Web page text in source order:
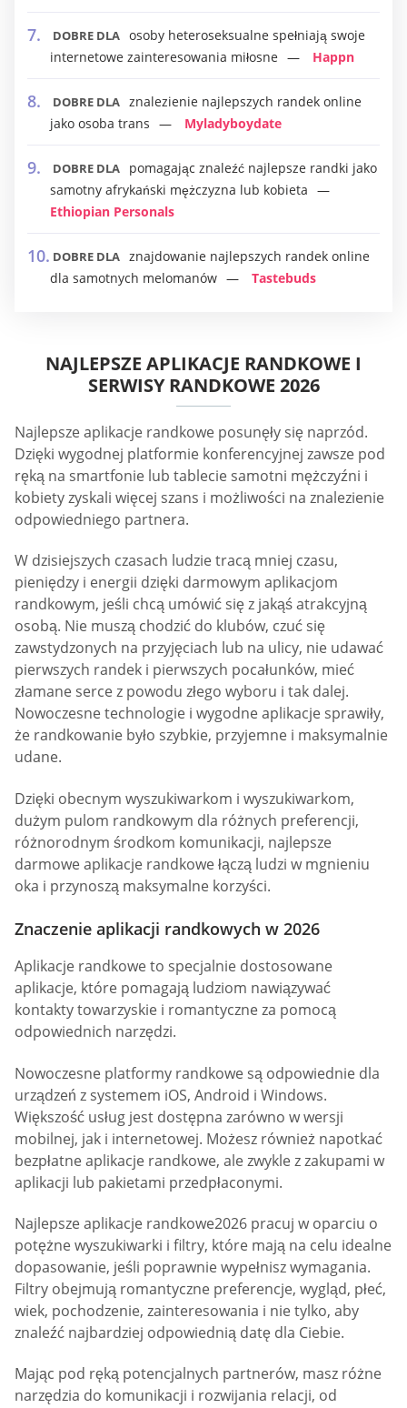
DOBRE DLA osoby heteroseksualne spełniają swoje
internetowe zainteresowania miłosne
Happn
DOBRE DLA znalezienie najlepszych randek online
jako osoba trans
Myladyboydate
DOBRE DLA
pomagając znaleźć najlepsze randki jako
samotny afrykański mężczyzna lub kobieta
Ethiopian Personals
DOBRE DLA znajdowanie najlepszych randek online
dla samotnych melomanów
Tastebuds
NAJLEPSZE APLIKACJE RANDKOWE I
SERWISY RANDKOWE 2026
Najlepsze aplikacje randkowe posunęły się naprzód.
Dzięki wygodnej platformie konferencyjnej zawsze pod
ręką na smartfonie lub tablecie samotni mężczyźni i
kobiety zyskali więcej szans i możliwości na znalezienie
odpowiedniego partnera.
W dzisiejszych czasach ludzie tracą mniej czasu,
pieniędzy i energii dzięki darmowym aplikacjom
randkowym, jeśli chcą umówić się z jakąś atrakcyjną
osobą. Nie muszą chodzić do klubów, czuć się
zawstydzonych na przyjęciach lub na ulicy, nie udawać
pierwszych randek i pierwszych pocałunków, mieć
złamane serce z powodu złego wyboru i tak dalej.
Nowoczesne technologie i wygodne aplikacje sprawiły,
że randkowanie było szybkie, przyjemne i maksymalnie
udane.
Dzięki obecnym wyszukiwarkom i wyszukiwarkom,
dużym pulom randkowym dla różnych preferencji,
różnorodnym środkom komunikacji, najlepsze
darmowe aplikacje randkowe łączą ludzi w mgnieniu
oka i przynoszą maksymalne korzyści.
Znaczenie aplikacji randkowych w 2026
Aplikacje randkowe to specjalnie dostosowane
aplikacje, które pomagają ludziom nawiązywać
kontakty towarzyskie i romantyczne za pomocą
odpowiednich narzędzi.
Nowoczesne platformy randkowe są odpowiednie dla
urządzeń z systemem iOS, Android i Windows.
Większość usług jest dostępna zarówno w wersji
mobilnej, jak i internetowej. Możesz również napotkać
bezpłatne aplikacje randkowe, ale zwykle z zakupami w
aplikacji lub pakietami przedpłaconymi.
Najlepsze aplikacje randkowe2026 pracuj w oparciu o
potężne wyszukiwarki i filtry, które mają na celu idealne
dopasowanie, jeśli poprawnie wypełnisz wymagania.
Filtry obejmują romantyczne preferencje, wygląd, płeć,
wiek, pochodzenie, zainteresowania i nie tylko, aby
znaleźć najbardziej odpowiednią datę dla Ciebie.
Mając pod ręką potencjalnych partnerów, masz różne
narzędzia do komunikacji i rozwijania relacji, od